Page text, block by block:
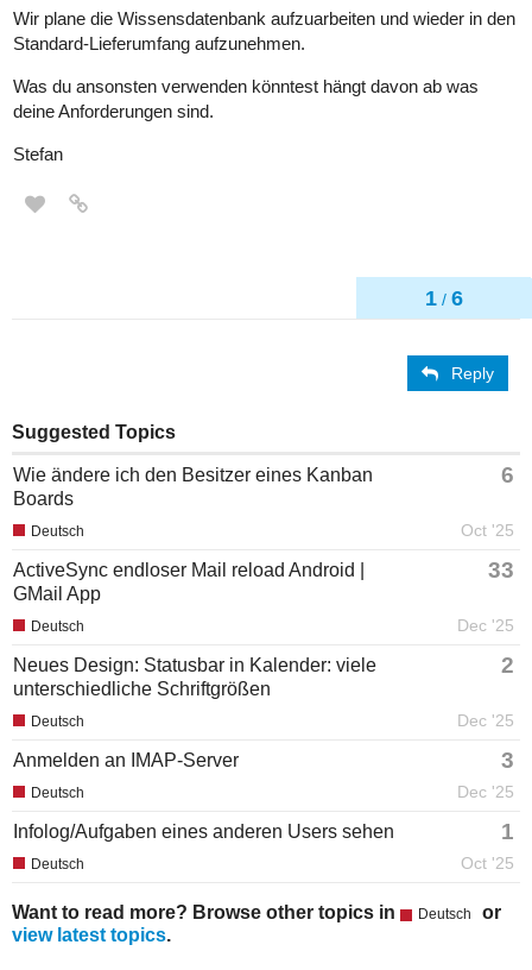
1 / 6
Wir plane die Wissensdatenbank aufzuarbeiten und wieder in den
Standard-Lieferumfang aufzunehmen.
Was du ansonsten verwenden könntest hängt davon ab was
deine Anforderungen sind.
Stefan
Reply
Suggested Topics
Wie ändere ich den Besitzer eines Kanban
Boards
6
Oct '25
Deutsch
ActiveSync endloser Mail reload Android |
GMail App
33
Dec '25
Deutsch
Neues Design: Statusbar in Kalender: viele
unterschiedliche Schriftgrößen
2
Dec '25
Deutsch
Anmelden an IMAP-Server 3
Dec '25
Deutsch
Infolog/Aufgaben eines anderen Users sehen 1
Oct '25
Deutsch
Want to read more? Browse other topics in Deutsch
or
view latest topics.